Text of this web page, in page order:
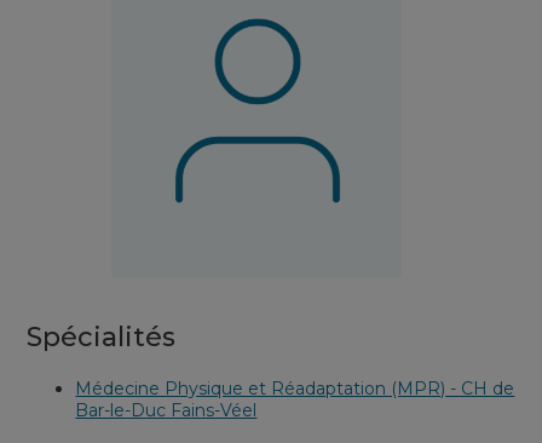
Spécialités
Médecine Physique et Réadaptation (MPR) - CH de
Bar-le-Duc Fains-Véel